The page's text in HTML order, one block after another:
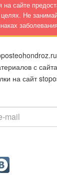
сайте
Не
с
на сайт